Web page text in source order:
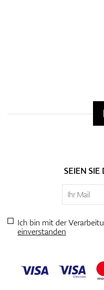
SEIEN SIE
Ich bin mit der
einverstanden